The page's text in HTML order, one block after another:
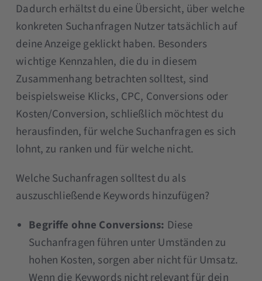
Dadurch erhältst du eine Übersicht, über welche
konkreten Suchanfragen Nutzer tatsächlich auf
deine Anzeige geklickt haben. Besonders
wichtige Kennzahlen, die du in diesem
Zusammenhang betrachten solltest, sind
beispielsweise Klicks, CPC, Conversions oder
Kosten/Conversion, schließlich möchtest du
herausfinden, für welche Suchanfragen es sich
lohnt, zu ranken und für welche nicht.
Welche Suchanfragen solltest du als
auszuschließende Keywords hinzufügen?
Begriffe ohne Conversions: Diese
Suchanfragen führen unter Umständen zu
hohen Kosten, sorgen aber nicht für Umsatz.
Wenn die Keywords nicht relevant für dein